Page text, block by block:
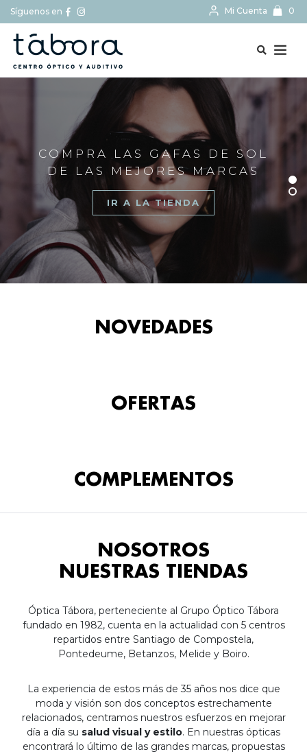
Síguenos en Mi Cuenta 0
COMPRA LAS GAFAS DE SOL
DE LAS MEJORES MARCAS
IR A LA TIENDA
NOVEDADES
OFERTAS
COMPLEMENTOS
NOSOTROS
NUESTRAS TIENDAS
Óptica Tábora, perteneciente al Grupo Óptico Tábora
fundado en 1982, cuenta en la actualidad con 5 centros
repartidos entre Santiago de Compostela,
Pontedeume, Betanzos, Melide y Boiro.
La experiencia de estos más de 35 años nos dice que
moda y visión son dos conceptos estrechamente
relacionados, centramos nuestros esfuerzos en mejorar
día a día su salud visual y estilo. En nuestras ópticas
encontrará lo último de las grandes marcas, propuestas